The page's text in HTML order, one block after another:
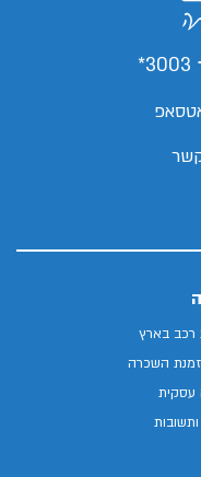
3003*
רכב בארץ
השכרה
עסקית